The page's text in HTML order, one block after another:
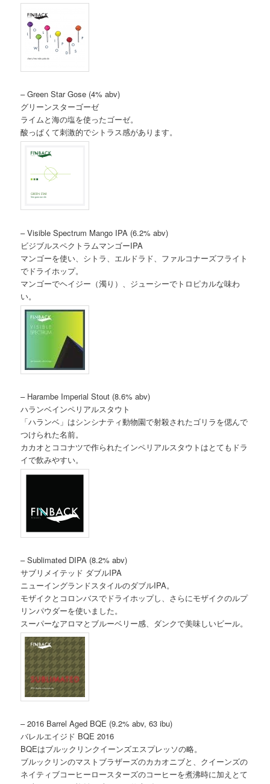
– Green Star Gose (4% abv)
グリーンスターゴーゼ
ライムと海の塩を使ったゴーゼ。
酸っぱくて刺激的でシトラス感があります。
– Visible Spectrum Mango IPA (6.2% abv)
ビジブルスペクトラムマンゴーIPA
マンゴーを使い、シトラ、エルドラド、ファルコナーズフライト
でドライホップ。
マンゴーでヘイジー（濁り）、ジューシーでトロピカルな味わ
い。
– Harambe Imperial Stout (8.6% abv)
ハランベインペリアルスタウト
「ハランベ」はシンシナティ動物園で射殺されたゴリラを偲んで
つけられた名前。
カカオとココナツで作られたインペリアルスタウトはとてもドラ
イで飲みやすい。
– Sublimated DIPA (8.2% abv)
サブリメイテッド ダブルIPA
ニューイングランドスタイルのダブルIPA。
モザイクとコロンバスでドライホップし、さらにモザイクのルプ
リンパウダーを使いました。
スーパーなアロマとブルーベリー感、ダンクで美味しいビール。
– 2016 Barrel Aged BQE (9.2% abv, 63 ibu)
バレルエイジド BQE 2016
BQEはブルックリンクイーンズエスプレッソの略。
ブルックリンのマストブラザーズのカカオニブと、クイーンズの
ネイティブコーヒーロースターズのコーヒーを煮沸時に加えとて